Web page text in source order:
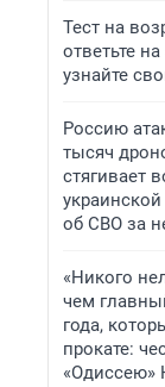
Тест на
ответьте
узнайте
Россию
тысяч
стягивает
об СВО за
«Никого
чем
года,
прокате:
«Одиссею»